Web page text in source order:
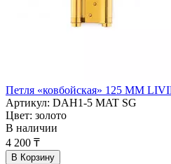
Петля «ковбойская» 125 ММ
Артикул: DAH1-5 MAT SG
Цвет: золото
В наличии
4 200 ₸
В Корзину